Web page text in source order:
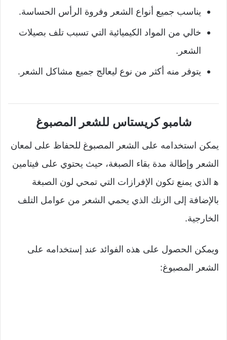
يناسب جميع أنواع الشعر وفروة الرأس الحساسة.
خالي من المواد الكيميائية التي تسبب تلف بصيلات
الشعر.
يتوفر منه أكثر من نوع ليعالج جميع مشاكل الشعر.
شامبو كريستاس للشعر المصبوغ
يمكن استخدامه على الشعر المصبوغ للحفاظ على لمعان
الشعر وإطالة مدة بقاء الصبغة، حيث يحتوي على فيتامين
ه‍ الذي يمنع تكون الإفرازات التي تمحي لون الصبغة
بالإضافة إلى الزنك الذي يحمي الشعر من عوامل التلف
الخارجية.
ويمكن الحصول على هذه الفوائد عند إستخدامه على
الشعر المصبوغ: